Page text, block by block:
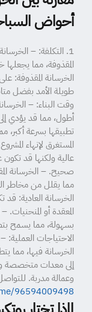
أحواض
1. التكلفة: –
المقذوفة، مما يجعلها
الخرسانة المقذوفة:
وقت البناء: –
أطول، مما قد يؤدي
تطبيقها بسرعة أكبر،
عالية ولكنها قد
صحيح. – الخرسانة
الخرسانة العادية:
المعقدة أو
الاحتياجات العملية:
الخرسانة فيها، مما
إلى معدات متخصصة
وعمالة مدربة.
96594009498